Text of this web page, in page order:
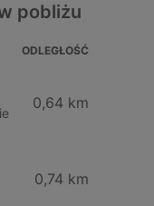
pobliżu
ODLEGŁOŚĆ
0,64 km
0,74 km